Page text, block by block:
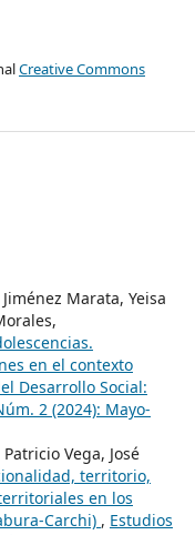
Creative Commons
Marata, Yeisa
en el contexto
Desarrollo Social:
2 (2024): Mayo-
Vega, José
territorio,
en los
Carchi) , Estudios